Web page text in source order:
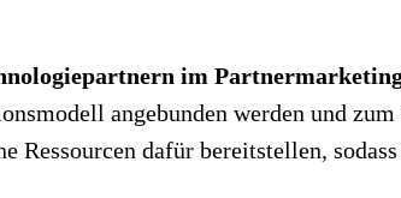
im
angebunden werden und
Ressourcen dafür bereitstellen,